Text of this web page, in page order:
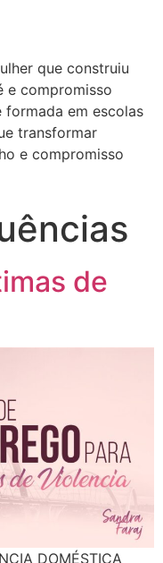
que construiu
e compromisso
formada em escolas
transformar
e compromisso
de
DOMÉSTICA